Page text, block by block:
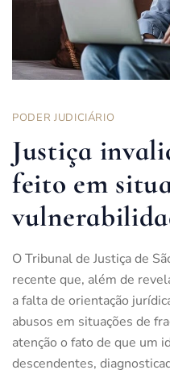
PODER JUDICIÁRIO
Justiça
feito em
O Tribunal de Justiça de
recente que, além de
a falta de orientação
abusos em situações de
atenção o fato de que um
descendentes,